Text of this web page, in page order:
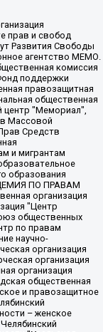
Багратович, Шульман Екатерина Михайловна, Асафьев Артур Валерьевич, Вахштайн Виктор Семенович, Венедиктов Алексей Алексеевич, Лушникова Екатерина Евгеньевна, Волков Леонид Михайлович, Невзоров Александр Глебович, Пархоменко Сергей Борисович, Сироткин Ярослав Николаевич, Кара-Мурза Владимир Владимирович, Баранова Наталья Владимировна, Гозман Леонид Яковлевич, Кагарлицкий Борис Юльевич, Климарев Михаил Валерьевич, Милов Владимир Станиславович, Автономная некоммерческая организация Краснодарский центр современного искусства "Типография", Моргенштерн Алишер Тагирович, Соболь Любовь Эдуардовна, Общество с ограниченной ответственностью "ЛИЗА НОРМ", Каспаров Гарри Кимович, Ходорковский Михаил Борисович, Общество с ограниченной ответственностью "Апрельские тезисы", Данилович Ирина Брониславовна, Кашин Олег Владимирович, Петров Николай Владимирович, Пивоваров Алексей Владимирович, Соколов Михаил Владимирович, Цветкова Юлия Владимировна, Чичваркин Евгений Александрович, Комитет против пыток/Команда против пыток, Общество с ограниченной ответственностью "Первый научный", Общество с ограниченной ответственностью "Вертолет и ко", Белоцерковская Вероника Борисовна, Кац Максим Евгеньевич, Лазарева Татьяна Юрьевна, Шаведдинов Руслан Табризович, Яшин Илья Валерьевич, Общество с ограниченной ответственностью "Иноагент ААВ", Алешковский Дмитрий Петрович, Альбац Евгения Марковна, Быков Дмитрий Львович, Галямина Юлия Евгеньевна, Лойко Сергей Леонидович, Мартынов Кирилл Константинович, Медведев Сергей Александрович, Крашенинников Федор Геннадиевич, Гордеева Катерина Вл